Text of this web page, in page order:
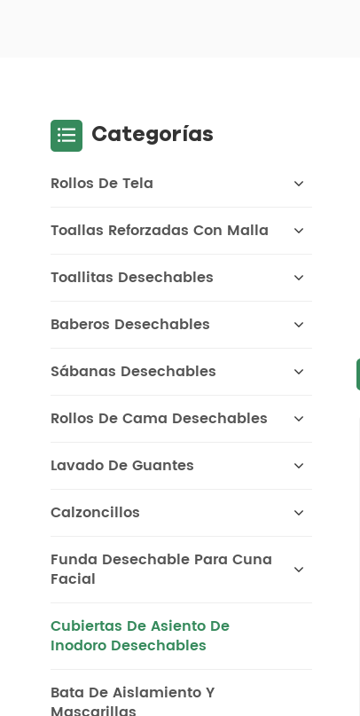
Categorías
Rollos De Tela
Toallas Reforzadas Con Malla
Toallitas Desechables
Baberos Desechables
Sábanas Desechables
Rollos De Cama Desechables
Lavado De Guantes
Calzoncillos
Funda Desechable Para Cuna
Facial
Cubiertas De Asiento De
Inodoro Desechables
Bata De Aislamiento Y